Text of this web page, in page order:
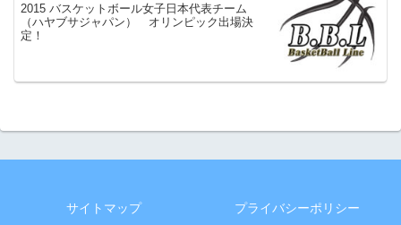
2015 バスケットボール女子日本代表チーム
（ハヤブサジャパン） オリンピック出場決
定！
サイトマップ
プライバシーポリシー